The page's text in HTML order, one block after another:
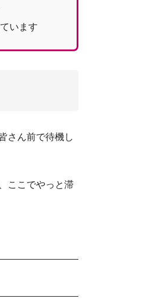
会話がスムーズになるフ
習WEBサイト3つを紹介
ヌ（パリ第4）大学修士
ンスの長距離鉄道SNCF
います
さん前で待機し
ここでやっと滞